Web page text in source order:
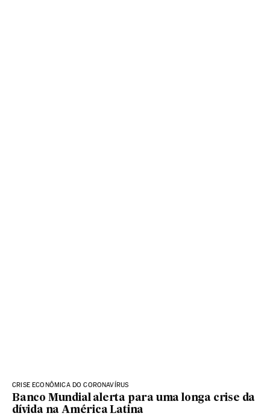
CRISE ECONÔMICA DO CORONAVÍRUS
Banco Mundial alerta para uma longa crise da
dívida na América Latina